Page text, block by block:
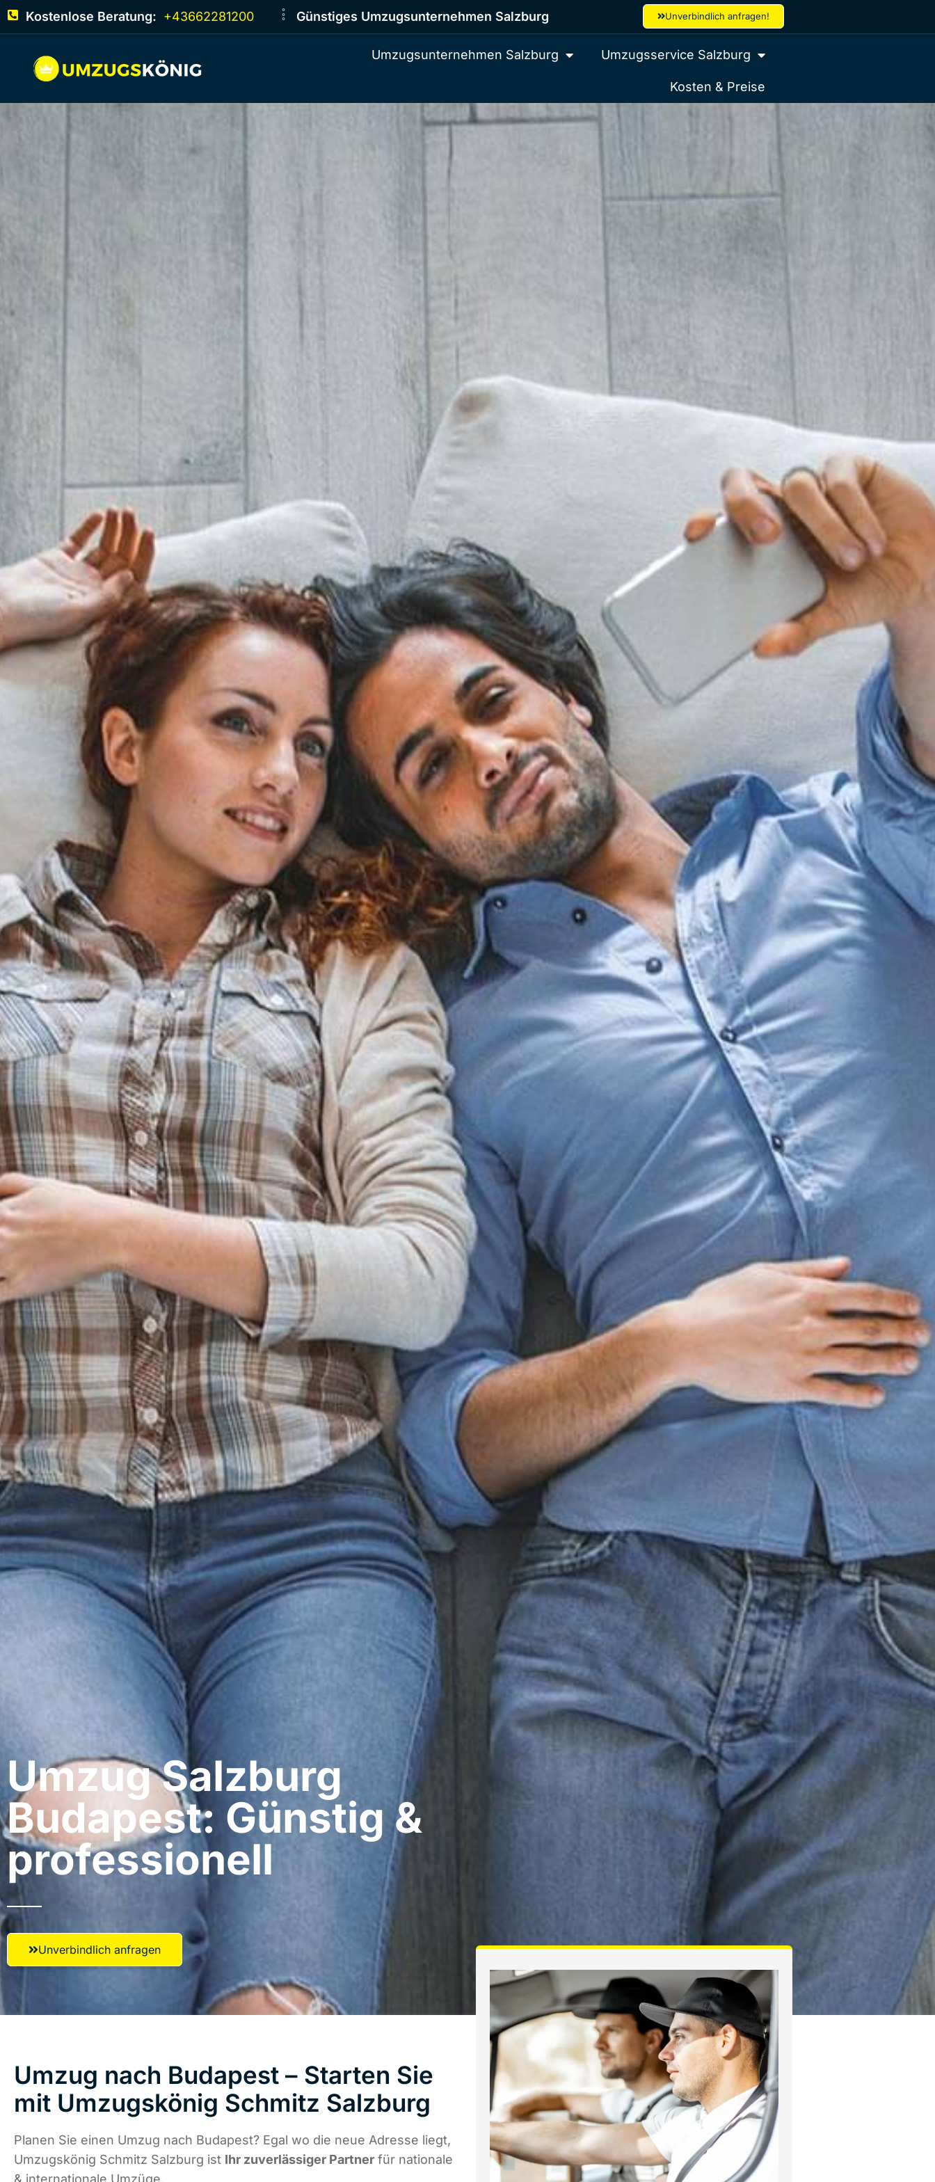
Kostenlose Beratung: +43662281200 Günstiges Umzugsunternehmen Salzburg Unverbindlich anfragen!
Umzugsunternehmen Salzburg Umzugsservice Salzburg
Kosten & Preise
Umzug Salzburg​
Budapest: Günstig &
professionell​
Unverbindlich anfragen
Umzug nach Budapest – Starten Sie
mit Umzugskönig Schmitz Salzburg
Planen Sie einen Umzug nach Budapest? Egal wo die neue Adresse liegt,
Umzugskönig Schmitz Salzburg ist Ihr zuverlässiger Partner für nationale
& internationale Umzüge.